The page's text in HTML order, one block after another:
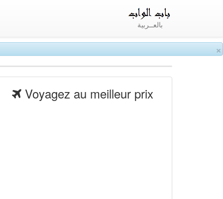
×
بالعــربية
Voyagez au meilleur prix